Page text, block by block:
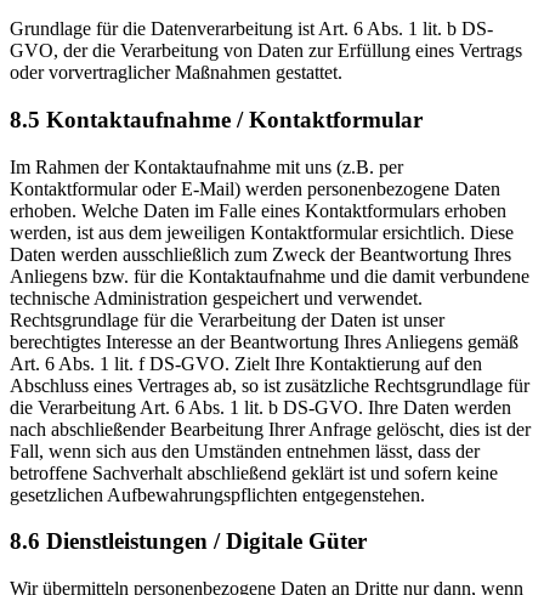
Grundlage für die Datenverarbeitung ist Art. 6 Abs. 1 lit. b DS-
GVO, der die Verarbeitung von Daten zur Erfüllung eines Vertrags
oder vorvertraglicher Maßnahmen gestattet.
8.5 Kontaktaufnahme / Kontaktformular
Im Rahmen der Kontaktaufnahme mit uns (z.B. per
Kontaktformular oder E-Mail) werden personenbezogene Daten
erhoben. Welche Daten im Falle eines Kontaktformulars erhoben
werden, ist aus dem jeweiligen Kontaktformular ersichtlich. Diese
Daten werden ausschließlich zum Zweck der Beantwortung Ihres
Anliegens bzw. für die Kontaktaufnahme und die damit verbundene
technische Administration gespeichert und verwendet.
Rechtsgrundlage für die Verarbeitung der Daten ist unser
berechtigtes Interesse an der Beantwortung Ihres Anliegens gemäß
Art. 6 Abs. 1 lit. f DS-GVO. Zielt Ihre Kontaktierung auf den
Abschluss eines Vertrages ab, so ist zusätzliche Rechtsgrundlage für
die Verarbeitung Art. 6 Abs. 1 lit. b DS-GVO. Ihre Daten werden
nach abschließender Bearbeitung Ihrer Anfrage gelöscht, dies ist der
Fall, wenn sich aus den Umständen entnehmen lässt, dass der
betroffene Sachverhalt abschließend geklärt ist und sofern keine
gesetzlichen Aufbewahrungspflichten entgegenstehen.
8.6 Dienstleistungen / Digitale Güter
Wir übermitteln personenbezogene Daten an Dritte nur dann, wenn